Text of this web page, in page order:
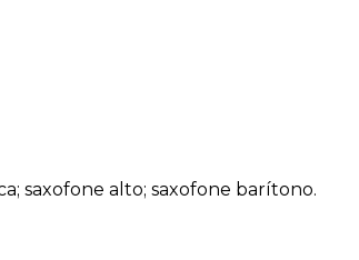
saxofone alto; saxofone barítono.